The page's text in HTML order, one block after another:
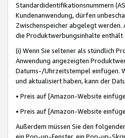
Standardidentifikationsnummern
Kundenanwendung, dürfen
Zwischenspeicher abgelegt
die Produktwerbungsinhalte enthält
(i) Wenn Sie seltener als stündlich
Anwendung angezeigten
Datums-/Uhrzeitstempel einfügen.
und aktualisiert haben, kann der
• Preis auf [Amazon-Website
• Preis auf [Amazon-Website
Außerdem müssen Sie den
ein Pop-up-Fenster, ein Pop-up-